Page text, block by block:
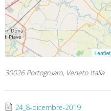
Leaflet
30026 Portogruaro, Veneto Italia
24_8-dicembre-2019